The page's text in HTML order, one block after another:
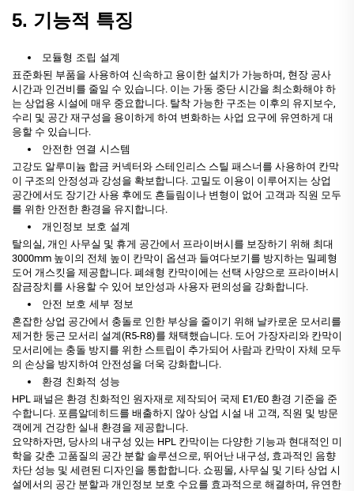
5. 기능적 특징
모듈형 조립 설계
표준화된 부품을 사용하여 신속하고 용이한 설치가 가능하며, 현장 공사
시간과 인건비를 줄일 수 있습니다. 이는 가동 중단 시간을 최소화해야 하
는 상업용 시설에 매우 중요합니다. 탈착 가능한 구조는 이후의 유지보수,
수리 및 공간 재구성을 용이하게 하여 변화하는 사업 요구에 유연하게 대
응할 수 있습니다.
안전한 연결 시스템
고강도 알루미늄 합금 커넥터와 스테인리스 스틸 패스너를 사용하여 칸막
이 구조의 안정성과 강성을 확보합니다. 고밀도 이용이 이루어지는 상업
공간에서도 장기간 사용 후에도 흔들림이나 변형이 없어 고객과 직원 모두
를 위한 안전한 환경을 유지합니다.
개인정보 보호 설계
탈의실, 개인 사무실 및 휴게 공간에서 프라이버시를 보장하기 위해 최대
3000mm 높이의 전체 높이 칸막이 옵션과 들여다보기를 방지하는 밀폐형
도어 개스킷을 제공합니다. 폐쇄형 칸막이에는 선택 사양으로 프라이버시
잠금장치를 사용할 수 있어 보안성과 사용자 편의성을 강화합니다.
안전 보호 세부 정보
혼잡한 상업 공간에서 충돌로 인한 부상을 줄이기 위해 날카로운 모서리를
제거한 둥근 모서리 설계(R5-R8)를 채택했습니다. 도어 가장자리와 칸막이
모서리에는 충돌 방지를 위한 스트립이 추가되어 사람과 칸막이 자체 모두
의 손상을 방지하여 안전성을 더욱 강화합니다.
환경 친화적 성능
HPL 패널은 환경 친화적인 원자재로 제작되어 국제 E1/E0 환경 기준을 준
수합니다. 포름알데히드를 배출하지 않아 상업 시설 내 고객, 직원 및 방문
객에게 건강한 실내 환경을 제공합니다.
요약하자면, 당사의 내구성 있는 HPL 칸막이는 다양한 기능과 현대적인 미
학을 갖춘 고품질의 공간 분할 솔루션으로, 뛰어난 내구성, 효과적인 음향
차단 성능 및 세련된 디자인을 통합합니다. 쇼핑몰, 사무실 및 기타 상업 시
설에서의 공간 분할과 개인정보 보호 수요를 효과적으로 해결하며, 유연한